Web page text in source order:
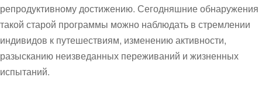
репродуктивному достижению. Сегодняшние обнаружения
такой старой программы можно наблюдать в стремлении
индивидов к путешествиям, изменению активности,
разысканию неизведанных переживаний и жизненных
испытаний.